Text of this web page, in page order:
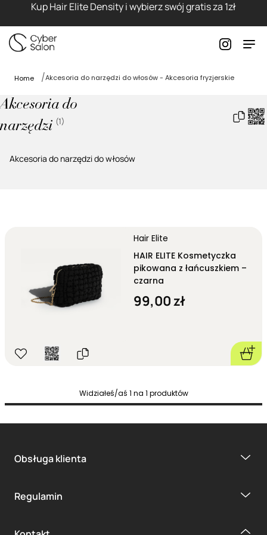
Kup Hair Elite Density i wybierz swój gratis za 1zł
Home Akcesoria do narzędzi do włosów - Akcesoria fryzjerskie
Akcesoria do
narzędzi (1)
Akcesoria do narzędzi do włosów
Hair Elite
HAIR ELITE Kosmetyczka
pikowana z łańcuszkiem –
czarna
99,00 zł
Widziałeś/aś 1 na 1 produktów
Obsługa klienta
Regulamin